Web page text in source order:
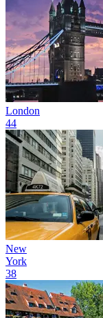
London
44
New
York
38